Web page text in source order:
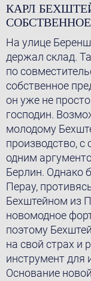
КАРЛ
На улице
держал склад.
по
собственное
он уже не
господин.
молодому
производство,
одним
Берлин. Однако
Перау,
Бехштейном из
новомодное
поэтому
на свой страх и
инструмент для
Основание